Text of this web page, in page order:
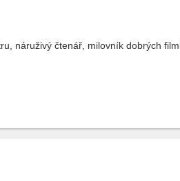
náruživý čtenář, milovník dobrých